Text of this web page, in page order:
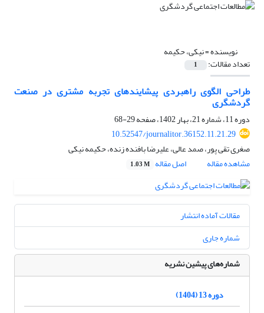
نویسنده =نیکی، حکیمه
تعداد مقالات: 1
طراحی الگوی راهبردی پیشایندهای تجربه مشتری در صنعت
گردشگری
دوره 11، شماره 21، بهار 1402، صفحه
29-68
10.52547/journalitor.36152.11.21.29
صغری تقی پور، صمد عالی، علیرضا بافنده زنده، حکیمه نیکی
مشاهده مقاله
اصل مقاله 1.03 M
مقالات آماده انتشار
شماره جاری
شماره‌های پیشین نشریه
دوره 13 (1404)